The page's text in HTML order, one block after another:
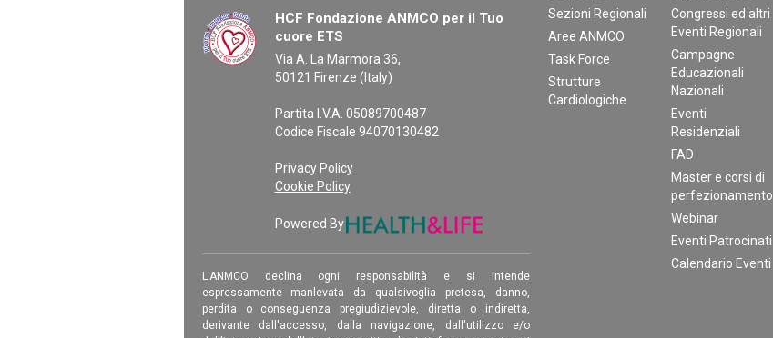
HCF Fondazione ANMCO per il Tuo
cuore ETS
Via A. La Marmora 36,
50121 Firenze (Italy)
Partita I.V.A. 05089700487
Codice Fiscale 94070130482
Privacy Policy
Cookie Policy
Powered By
L'ANMCO declina ogni responsabilità e si intende
espressamente manlevata da qualsivoglia pretesa, danno,
perdita o conseguenza pregiudizievole, diretta o indiretta,
derivante dall'accesso, dalla navigazione, dall'utilizzo e/o
Sezioni Regionali
Aree ANMCO
Task Force
Strutture
Cardiologiche
Congressi ed altri
Eventi Regionali
Campagne
Educazionali
Nazionali
Eventi
Residenziali
FAD
Master e corsi di
perfezionamento
Webinar
Eventi Patrocinati
Calendario Eventi